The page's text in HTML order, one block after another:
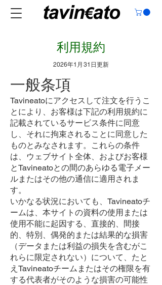
利用規約
2026年1月31日更新
一般条項
Tavineatoにアクセスして注文を行うこ
とにより、お客様は下記の利用規約に
記載されているサービス条件に同意
し、それに拘束されることに同意した
ものとみなされます。これらの条件
は、ウェブサイト全体、およびお客様
とTavineatoとの間のあらゆる電子メー
ルまたはその他の通信に適用されま
す。
いかなる状況においても、Tavineatoチ
ームは、本サイトの資料の使用または
使用不能に起因する、直接的、間接
的、特別、偶発的または結果的な損害
（データまたは利益の損失を含むがこ
れらに限定されない）について、たと
えTavineatoチームまたはその権限を有
する代表者がそのような損害の可能性